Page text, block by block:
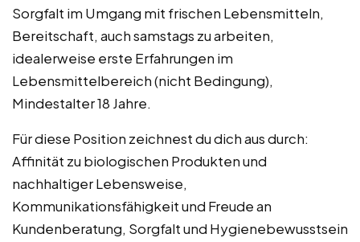
Sorgfalt im Umgang mit frischen Lebensmitteln,
Bereitschaft, auch samstags zu arbeiten,
idealerweise erste Erfahrungen im
Lebensmittelbereich (nicht Bedingung),
Mindestalter 18 Jahre.
Für diese Position zeichnest du dich aus durch:
Affinität zu biologischen Produkten und
nachhaltiger Lebensweise,
Kommunikationsfähigkeit und Freude an
Kundenberatung, Sorgfalt und Hygienebewusstsein